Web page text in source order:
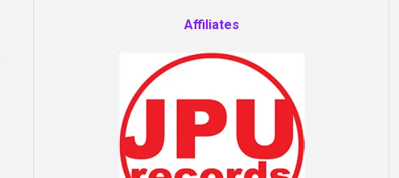
Affiliates